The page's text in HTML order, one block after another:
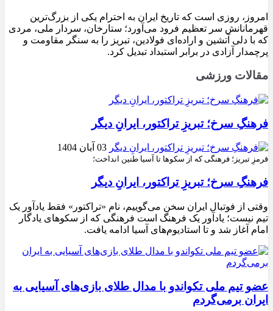
امروز، روزی است که تاریخ ایران به احترام یکی از بزرگ‌ترین
قهرمانانش سر تعظیم فرود می‌آورد؛ ستارخان، سردار ملی، مردی
که با دلی آتشین و اراده‌ای فولادین، تبریز را به سنگر مقاومت و
پرچمدار آزادی در برابر استبداد تبدیل کرد.
مقالات ورزشی
فرهنگِ سرخ؛ تبریزِ تراکتور، ایرانِ دیگر
03 آبان 1404
قرمزِ تبریز؛ فرهنگی که از سکوها تا آسیا طنین انداخت؛
فرهنگِ سرخ؛ تبریزِ تراکتور، ایرانِ دیگر
وقتی از فوتبال ایران سخن می‌گوییم، نام «تراکتور» فقط یادآور یک
تیم نیست؛ یادآور یک فرهنگ است فرهنگی که از سکوهای یادگار
امام آغاز شد و تا استادیوم‌های آسیا ادامه یافت.
عضو تیم ملی تکواندو با مدال طلای بازی‌های آسیایی به
ایران برمی‌گردم